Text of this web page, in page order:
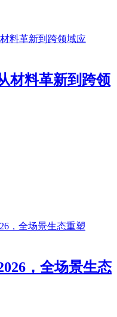
材料革新到跨领
，全场景生态